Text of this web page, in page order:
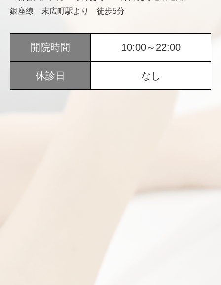
銀座線 末広町駅より 徒歩5分
開院時間 10:00～22:00
休診日 なし